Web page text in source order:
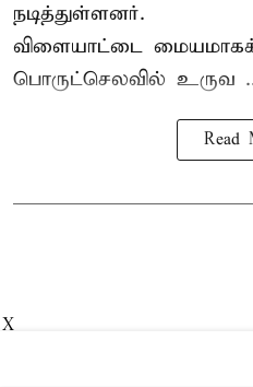
நடித்துள்ளனர்.
விளையாட்டை
பொருட்செலவில் உருவ
Read
X